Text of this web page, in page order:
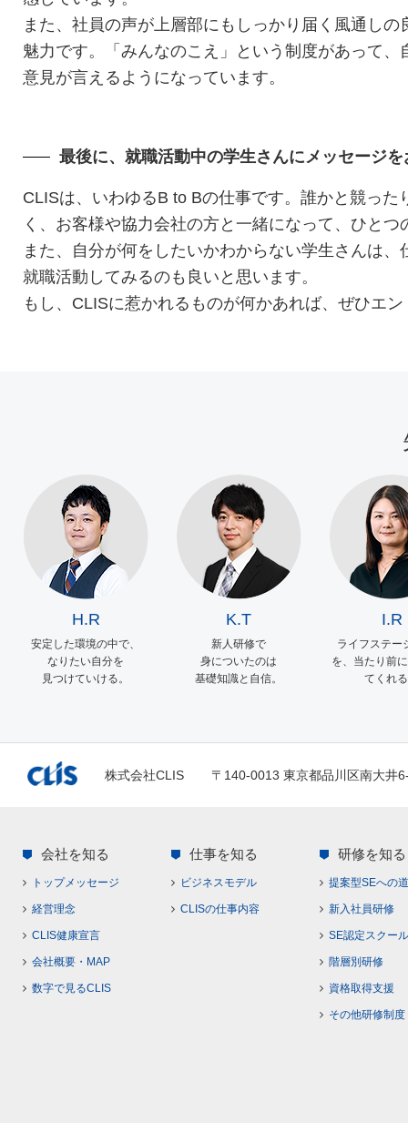
また、社員の声が上層部にもしっかり届く風通しの
魅力です。「みんなのこえ」という制度があって、
意見が言えるようになっています。
最後に、就職活動中の学生さんにメッセージ
CLISは、いわゆるB to Bの仕事です。誰かと競っ
く、お客様や協力会社の方と一緒になって、ひと
また、自分が何をしたいかわからない学生さんは
就職活動してみるのも良いと思います。
もし、CLISに惹かれるものが何かあれば、ぜひエ
H.R
安定した環境の中で、
なりたい自分を
見つけていける。
K.T
新人研修で
身についたのは
基礎知識と自信。
I.R
ライフステー
を、当たり前
てくれ
株式会社CLIS 〒140-0013 東京都品川区南大井
会社を知る
トップメッセージ
経営理念
CLIS健康宣言
会社概要・MAP
数字で見るCLIS
仕事を知る
ビジネスモデル
CLISの仕事内容
研修を知る
提案型SEへの道
新入社員研修
SE認定スクール
階層別研修
資格取得支援
その他研修制度